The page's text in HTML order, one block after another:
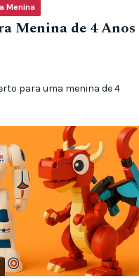
Menina
Menina de 4 Anos
para uma menina de 4